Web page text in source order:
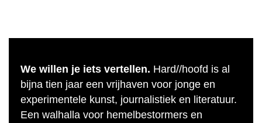
We willen je iets vertellen. Hard//hoofd is al
bijna tien jaar een vrijhaven voor jonge en
experimentele kunst, journalistiek en literatuur.
Een walhalla voor hemelbestormers en